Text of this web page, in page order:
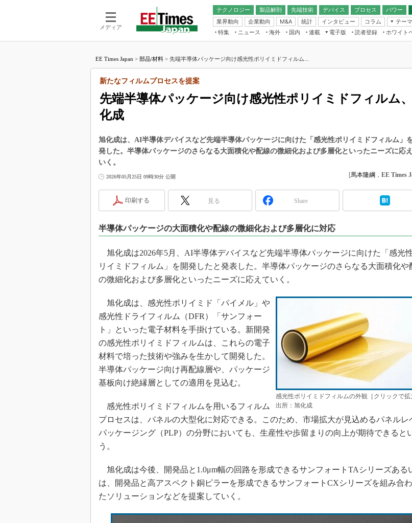
メディア
テクノロジー 製品解剖
先端技術
電池／エネルギー
デバイス
アナログ
マイコン
プロセス パワー
無線
業界動向
企業動向 M&A 統計 インタビュー コラム
テー
フィジカルAI
読者調査（EE Times Research）
電源設計（EDN Japan）
特集 ニュース 海外 国内
連載
福田昭のデバイス通信
大山聡の業界スコープ
大原雄介のエレ・組み込みプレイバ
学漂流記
世界を「数字」で回してみよう
この10年で起こったこと、次の10年
で起こること
光伝送技術を知る
“異端児エンジニア”が仕掛けた社内
改革、執念の180日
イノベーションは日本を救うのか
IHSアナリスト「未来展望」
「英語に愛されないエンジニア」の
ための新行動論
電子版
電子ブックレット
読者登録 ホワイト
EE Times Japan > 部品/材料 > 先端半導体パッケージ向け感光性ポリイミドフィルム...
先端半導体パッケージ向け感光性ポリイミドフィルム
化成
新たなフィルムプロセスを提案
旭化成は、AI半導体デバイスなど先端半導体パッケージに向けた「感光性ポリイミドフィルム」
発した。半導体パッケージのさらなる大面積化や配線の微細化および多層化といったニーズに応
いく。
2026年05月25日 09時30分 公開 [馬本隆綱 ， EE Times
印刷する 見る Share
半導体パッケージの大面積化や配線の微細化および多層化に対応
旭化成は2026年5月、AI半導体デバイスなど先端半導体パッケージに向けた「感光
リイミドフィルム」を開発したと発表した。半導体パッケージのさらなる大面積化や
の微細化および多層化といったニーズに応えていく。
感光性ポリイミドフィルムの外観［クリックで拡
出所：旭化成
旭化成は、感光性ポリイミド「パイメル」や
感光性ドライフィルム（DFR）「サンフォー
ト」といった電子材料を手掛けている。新開発
の感光性ポリイミドフィルムは、これらの電子
材料で培った技術や強みを生かして開発した。
半導体パッケージ向け再配線層や、パッケージ
基板向け絶縁層としての適用を見込む。
感光性ポリイミドフィルムを用いるフィルム
プロセスは、パネルの大型化に対応できる。このため、市場拡大が見込めるパネルレ
パッケージング（PLP）の分野においても、生産性や歩留まりの向上が期待できると
う。
旭化成は今後、開発品と1.0μm幅の回路を形成できるサンフォートTAシリーズある
は、開発品と高アスペクト銅ピラーを形成できるサンフォートCXシリーズを組み合
たソリューションなどを提案していく。